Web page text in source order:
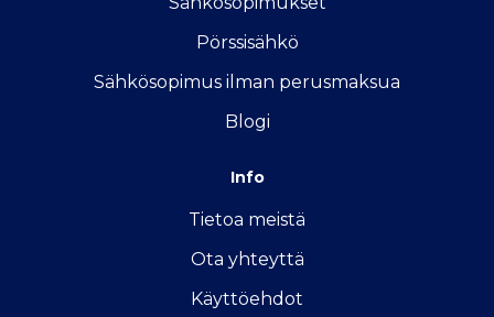
Pörssisähkö
Sähkösopimus ilman perusmaksua
Blogi
Info
Tietoa meistä
Ota yhteyttä
Käyttöehdot